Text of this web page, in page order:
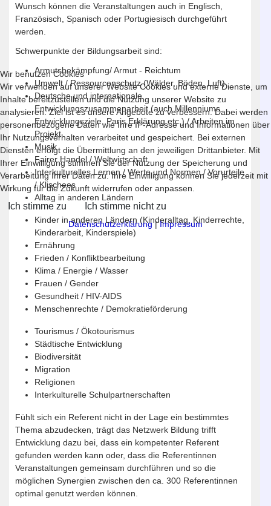
Wunsch können die Veranstaltungen auch in Englisch,
Französisch, Spanisch oder Portugiesisch durchgeführt
werden.
Schwerpunkte der Bildungsarbeit sind:
Armutsbekämpfung/ Armut - Reichtum
Umwelt / Ressourcenschutz (Wälder, Böden, Luft)
Deutsche und internationale
Entwicklungszusammenarbeit (auch Millenniums
Entwicklungsziele, Paris Erklärung etc.) / Arbeiten im
Projekt
Musik
Fairer Handel / Weltwirtschaft
Interkulturelles Lernen / Werte und Normen / Vorurteile
/ Klischees
Alltag in anderen Ländern
Kinder in anderen Ländern (Kinderalltag, Kinderrechte,
Kinderarbeit, Kinderspiele)
Ernährung
Frieden / Konfliktbearbeitung
Klima / Energie / Wasser
Frauen / Gender
Gesundheit / HIV-AIDS
Menschenrechte / Demokratieförderung
Tourismus / Ökotourismus
Städtische Entwicklung
Biodiversität
Migration
Religionen
Interkulturelle Schulpartnerschaften
Fühlt sich ein Referent nicht in der Lage ein bestimmtes
Thema abzudecken, trägt das Netzwerk Bildung trifft
Entwicklung dazu bei, dass ein kompetenter Referent
gefunden werden kann oder, dass die Referentinnen
Veranstaltungen gemeinsam durchführen und so die
möglichen Synergien zwischen den ca. 300 Referentinnen
optimal genutzt werden können.
Wir benutzen Cookies
Wir verwenden auf unserer Website Cookies und externe Dienste, um
Inhalte bereitzustellen und die Nutzung unserer Website zu
analysieren. Ziel ist es unsere Angebote zu verbessern. Dabei werden
personenbezogene Daten wie Ihre IP-Adresse und Informationen über
Ihr Nutzungsverhalten verarbeitet und gespeichert. Bei externen
Diensten erfolgt die Übermittlung an den jeweiligen Drittanbieter. Mit
Ihrer Einwilligung stimmen Sie der Nutzung der Speicherung und
Verarbeitung Ihrer Daten zu. Ihre Einwilligung können Sie jederzeit mit
Wirkung für die Zukunft widerrufen oder anpassen.
Ich stimme zu Ich stimme nicht zu
Datenschutzerklärung|Impressum